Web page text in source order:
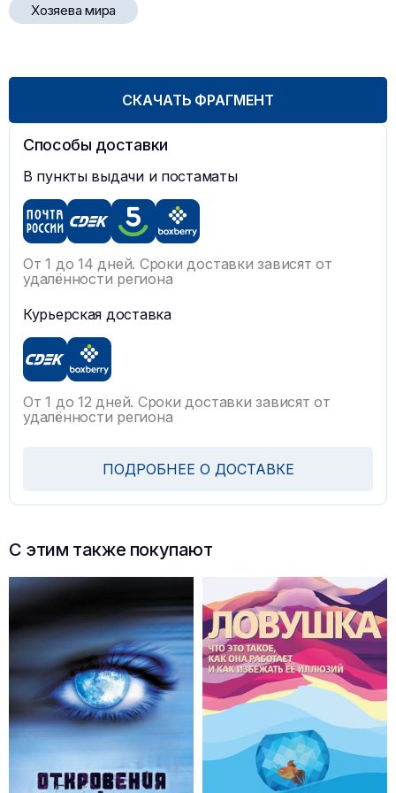
Хозяева мира
СКАЧАТЬ ФРАГМЕНТ
Способы доставки
В пункты выдачи и постаматы
От 1 до 14 дней. Сроки доставки зависят от
удалённости региона
Курьерская доставка
От 1 до 12 дней. Сроки доставки зависят от
удалённости региона
ПОДРОБНЕЕ О ДОСТАВКЕ
С этим также покупают